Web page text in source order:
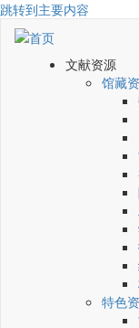
跳转到主要内容
文献资源
馆藏
特色